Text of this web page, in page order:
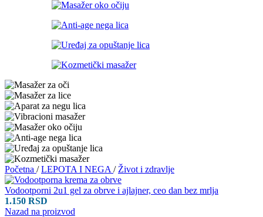
Početna / LEPOTA I NEGA / Život i zdravlje
Vodootporni 2u1 gel za obrve i ajlajner, ceo dan bez mrlja
1.150 RSD
Nazad na proizvod